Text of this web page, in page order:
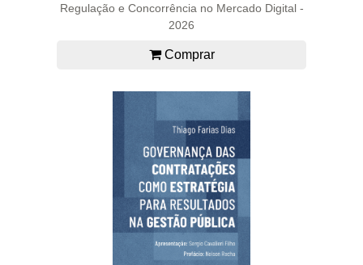
Regulação e Concorrência no Mercado Digital -
2026
Comprar